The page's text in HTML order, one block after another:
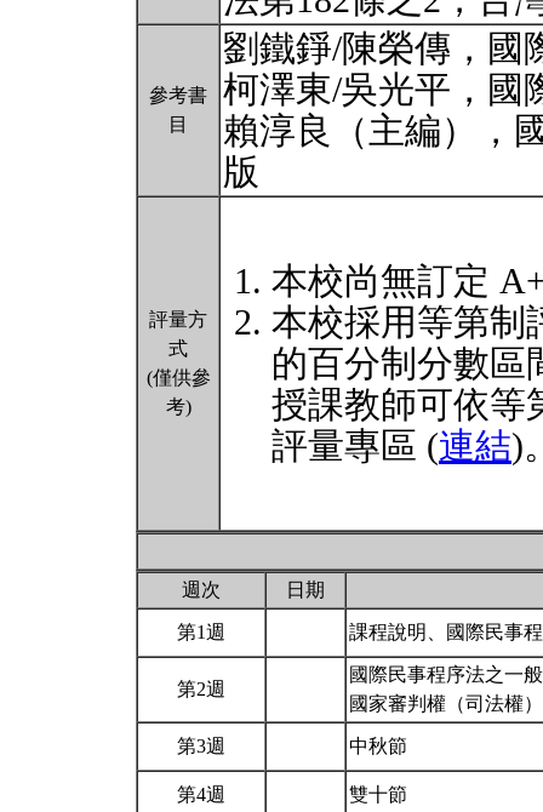
參考書
目
劉鐵錚/陳榮傳，國
柯澤東/吳光平，國
賴淳良（主編），
版
評量方
式
(僅供參
考)
本校尚無訂定
本校採用等第制
的百分制分數區
授課教師可依等
評量專區 (連結)
週次 日期
第1週 課程說明、國際民事
第2週
國際民事程序法之一
國家審判權（司法權
第3週 中秋節
第4週 雙十節